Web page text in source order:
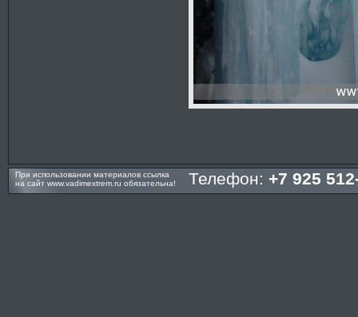
При использовании материалов ссылка
на сайт www.vadimextrem.ru обязательна! Телефон: +7 925